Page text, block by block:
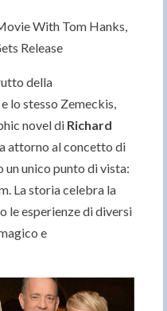
della
e lo stesso Zemeckis,
novel di Richard
attorno al concetto di
unico punto di vista:
La storia celebra la
le esperienze di diversi
e